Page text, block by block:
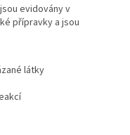
evidovány v
přípravky a jsou
látky